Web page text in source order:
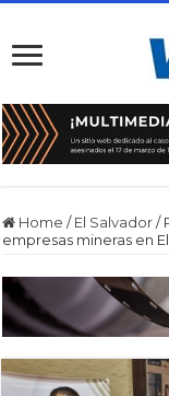
Home / El Salvador /
empresas mineras en